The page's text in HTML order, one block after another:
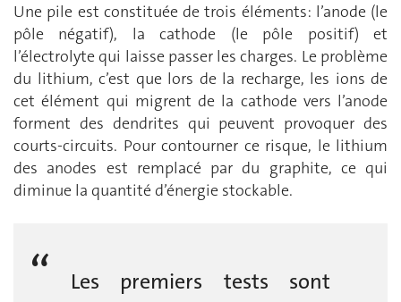
Une pile est constituée de trois éléments: l’anode (le
pôle négatif), la cathode (le pôle positif) et
l’électrolyte qui laisse passer les charges. Le problème
du lithium, c’est que lors de la recharge, les ions de
cet élément qui migrent de la cathode vers l’anode
forment des dendrites qui peuvent provoquer des
courts-circuits. Pour contourner ce risque, le lithium
des anodes est remplacé par du graphite, ce qui
diminue la quantité d’énergie stockable.
Les premiers tests sont